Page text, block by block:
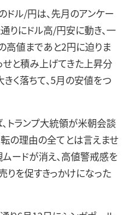
ル/円は、先月のアンケー
りにドル高/円安に動き、一
高値まであと2円に迫りま
せと積み上げてきた上昇分
く落ちて、5月の安値をつ
トランプ大統領が米朝会談
の理由の全てとは言えませ
ムードが消え、高値警戒感を
りを促すきっかけになった